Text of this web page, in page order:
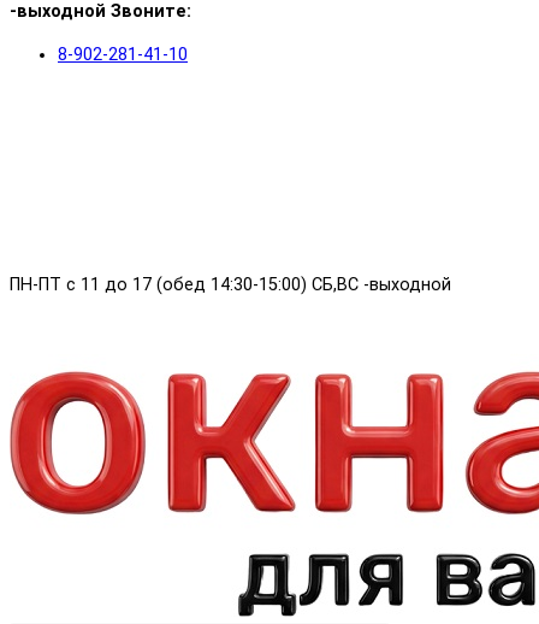
-выходной Звоните:
8-902-281-41-10
ПН-ПТ с 11 до 17 (обед 14:30-15:00) СБ,ВС -выходной